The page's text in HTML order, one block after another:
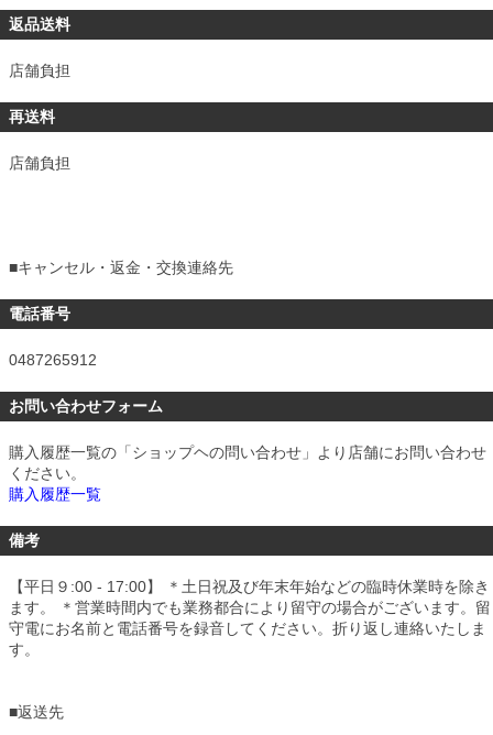
返品送料
店舗負担
再送料
店舗負担
■キャンセル・返金・交換連絡先
電話番号
0487265912
お問い合わせフォーム
購入履歴一覧の「ショップヘの問い合わせ」より店舗にお問い合わせ
ください。
購入履歴一覧
備考
【平日９:00 - 17:00】 ＊土日祝及び年末年始などの臨時休業時を除き
ます。 ＊営業時間内でも業務都合により留守の場合がございます。留
守電にお名前と電話番号を録音してください。折り返し連絡いたしま
す。
■返送先